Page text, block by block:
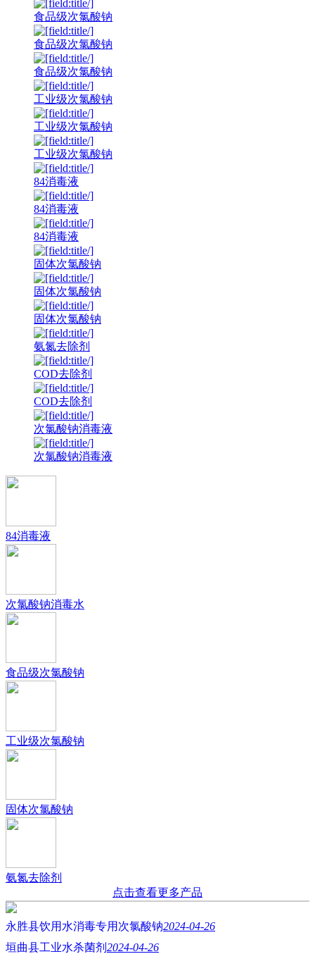
食品级次氯酸钠
食品级次氯酸钠
食品级次氯酸钠
工业级次氯酸钠
工业级次氯酸钠
工业级次氯酸钠
84消毒液
84消毒液
84消毒液
固体次氯酸钠
固体次氯酸钠
固体次氯酸钠
氨氮去除剂
COD去除剂
COD去除剂
次氯酸钠消毒液
次氯酸钠消毒液
84消毒液
次氯酸钠消毒水
食品级次氯酸钠
工业级次氯酸钠
固体次氯酸钠
氨氮去除剂
点击查看更多产品
永胜县饮用水消毒专用次氯酸钠2024-04-26
垣曲县工业水杀菌剂 2024-04-26